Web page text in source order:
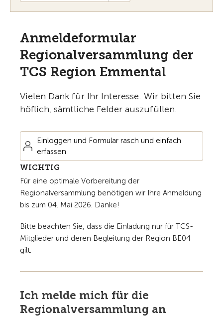
Anmeldeformular
Regionalversammlung der
TCS Region Emmental
Vielen Dank für Ihr Interesse. Wir bitten Sie
höflich, sämtliche Felder auszufüllen.
Einloggen und Formular rasch und einfach
erfassen
WICHTIG
Für eine optimale Vorbereitung der
Regionalversammlung benötigen wir Ihre Anmeldung
bis zum 04. Mai 2026. Danke!
Bitte beachten Sie, dass die Einladung nur für TCS-
Mitglieder und deren Begleitung der Region BE04
gilt.
Ich melde mich für die
Regionalversammlung an